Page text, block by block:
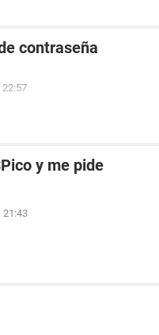
contraseña
22:57
y me pide
21:43